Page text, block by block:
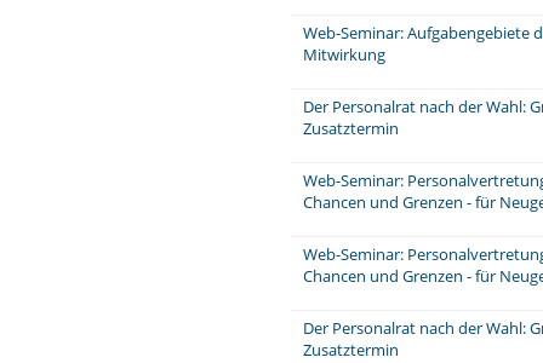
Web-Seminar: Aufgabengebiete
Mitwirkung
Der Personalrat nach der Wahl:
Zusatztermin
Web-Seminar:
Chancen und Grenzen - für
Web-Seminar:
Chancen und Grenzen - für
Der Personalrat nach der Wahl:
Zusatztermin